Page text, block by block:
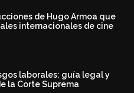
de Hugo Armoa que
internacionales de cine
laborales: guía legal y
la Corte Suprema